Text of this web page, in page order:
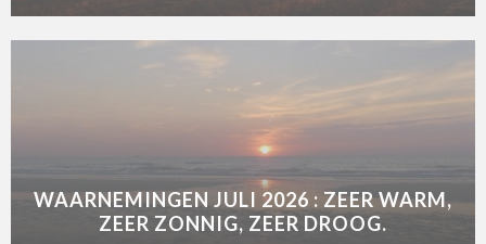
WAARNEMINGEN JULI 2026 : ZEER WARM,
ZEER ZONNIG, ZEER DROOG.